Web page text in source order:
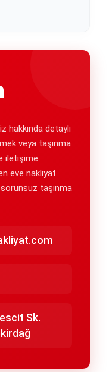
hakkında detaylı
veya taşınma
iletişime
eve nakliyat
taşınma
Sk.